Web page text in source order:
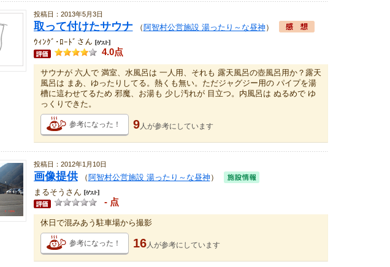
投稿日：2013年5月3日
取って付けたサウナ（阿智村公営施設 湯ったり～な昼神）
ｳｨﾝｸﾞ･ﾛｰﾄﾞさん
4.0点
サウナが 六人で 満室、水風呂は 一人用、それも 露天風呂の壺風呂用か？露天
風呂は まあ、ゆったりしてる。熱くも無い。ただジャグジー用の パイプを湯
槽に這わせてるため 邪魔、お湯も 少し汚れが 目立つ。内風呂は ぬるめで ゆ
っくりできた。
参考になった！ 9人が参考にしています
投稿日：2012年1月10日
画像提供（ 阿智村公営施設 湯ったり～な昼神）
まるそうさん
- 点
休日で混みあう駐車場から撮影
参考になった！ 16人が参考にしています